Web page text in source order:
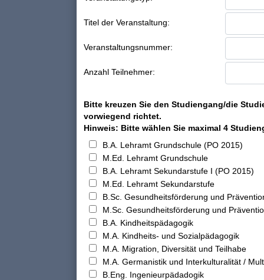
Titel der Veranstaltung:
Veranstaltungsnummer:
Anzahl Teilnehmer:
Bitte kreuzen Sie den Studiengang/die
vorwiegend richtet.
Hinweis: Bitte wählen Sie maximal 4
B.A. Lehramt Grundschule (PO 2015)
M.Ed. Lehramt Grundschule
B.A. Lehramt Sekundarstufe I (PO 2015)
M.Ed. Lehramt Sekundarstufe
B.Sc. Gesundheitsförderung und
M.Sc. Gesundheitsförderung und
B.A. Kindheitspädagogik
M.A. Kindheits- und Sozialpädagogik
M.A. Migration, Diversität und Teilhabe
M.A. Germanistik und Interkulturalität /
B.Eng. Ingenieurpädadogik